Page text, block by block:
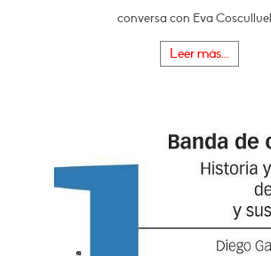
conversa con Eva
Leer más...